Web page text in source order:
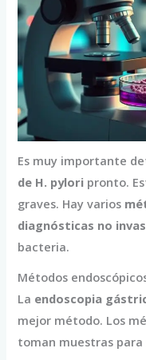
Es muy importante
de H. pylori pronto.
graves. Hay varios
diagnósticas no
bacteria.
Métodos
La endoscopia
mejor método. Los
toman muestras